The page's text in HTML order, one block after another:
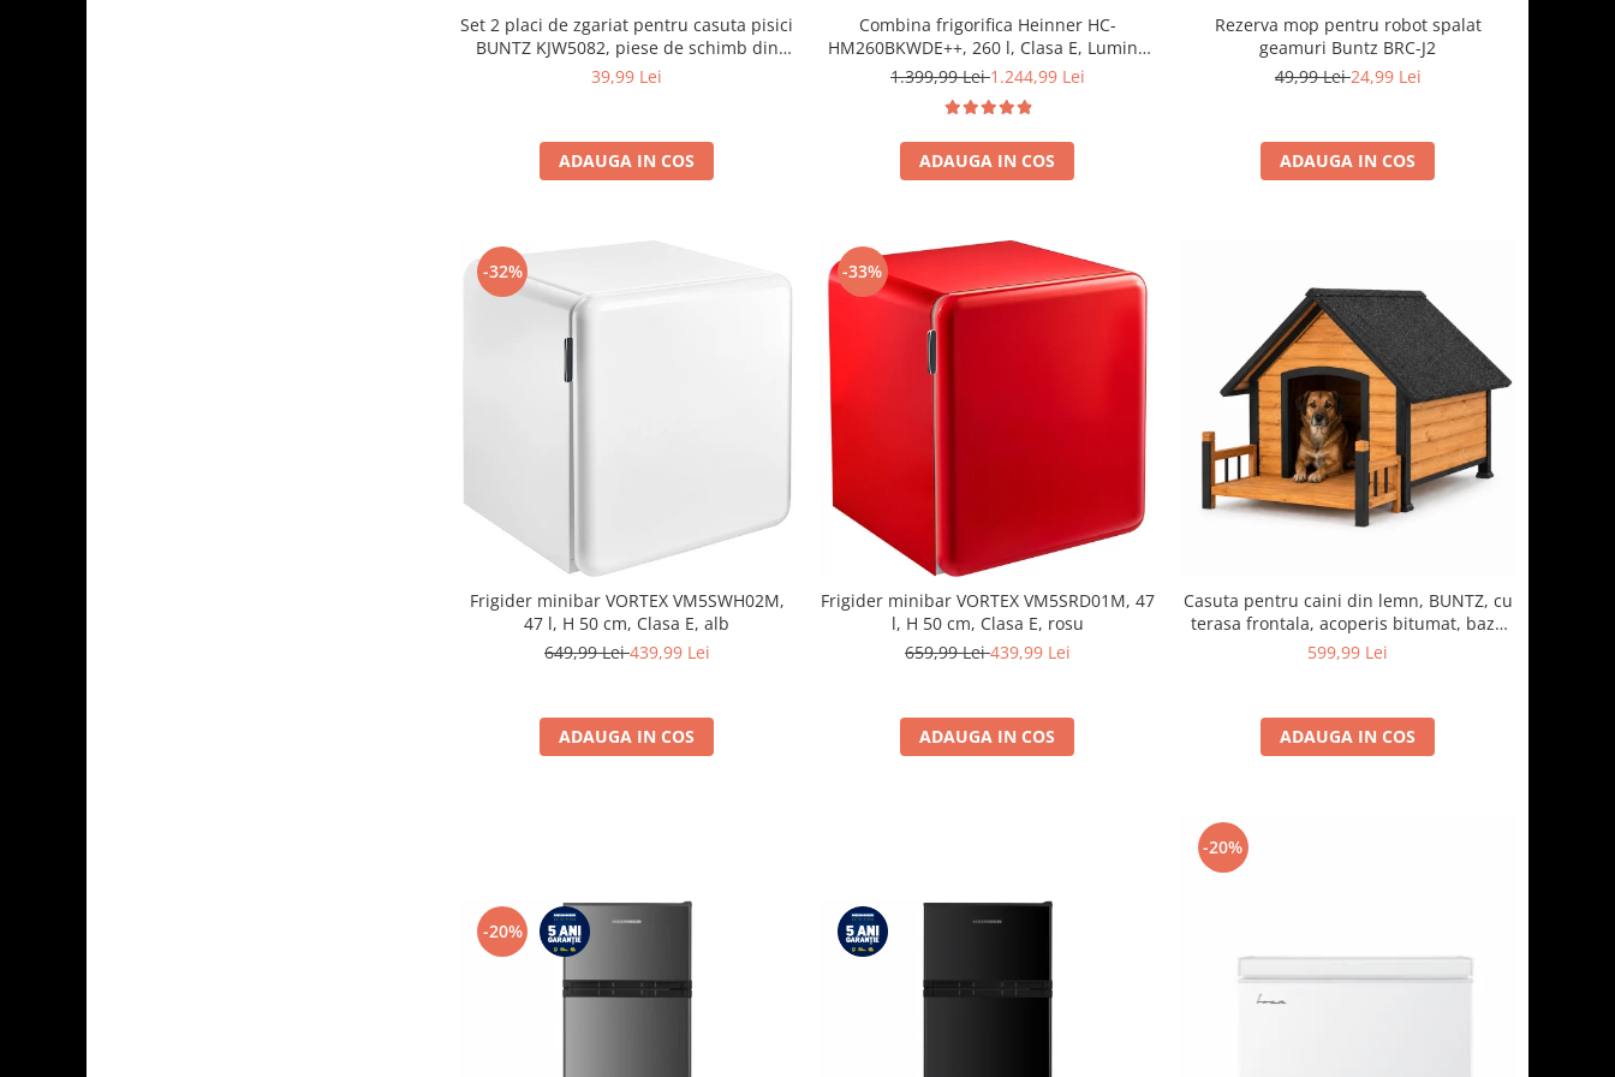
Set 2 placi de zgariat pentru casuta pisici
BUNTZ KJW5082, piese de schimb din
carton rezistent, compatibile cu casuta
39,99 Lei
ADAUGA IN COS
Combina frigorifica Heinner HC-
HM260BKWDE++, 260 l, Clasa E, Lumina
LED, Dozator de apa, Usi reversibile
1.399,99 Lei1.244,99 Lei
ADAUGA IN COS
Rezerva mop pentru robot spalat
geamuri Buntz BRC-J2
49,99 Lei24,99 Lei
ADAUGA IN COS
-32%
Frigider minibar VORTEX VM5SWH02M,
47 l, H 50 cm, Clasa E, alb
649,99 Lei439,99 Lei
ADAUGA IN COS
-33%
Frigider minibar VORTEX VM5SRD01M, 47
l, H 50 cm, Clasa E, rosu
659,99 Lei439,99 Lei
ADAUGA IN COS
Casuta pentru caini din lemn, BUNTZ, cu
terasa frontala, acoperis bitumat, baza
ridicata, pentru talie medie si mare, 93 x
599,99 Lei
ADAUGA IN COS
-20%
-20%